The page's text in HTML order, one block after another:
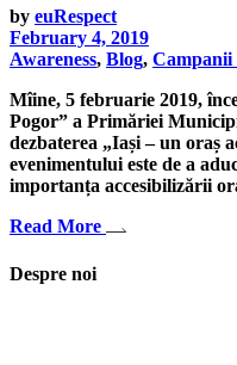
by euRespect
February 4, 2019
Awareness, Blog, Campanii
Mîine, 5 februarie 2019,
Pogor” a Primăriei
dezbaterea „Iași – un oraș
evenimentului este de a
importanța accesibilizării
Read More
Despre noi